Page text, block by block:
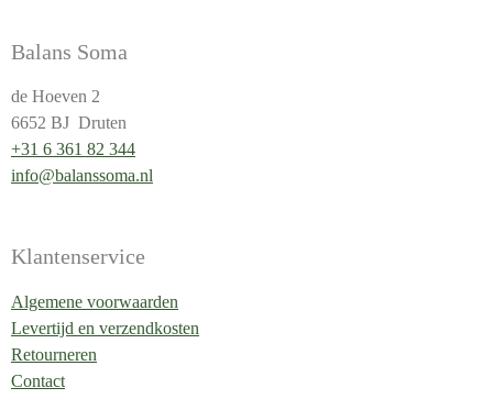
Balans Soma
de Hoeven 2
6652 BJ Druten
+31 6 361 82 344
info@balanssoma.nl
Klantenservice
Algemene voorwaarden
Levertijd en verzendkosten
Retourneren
Contact